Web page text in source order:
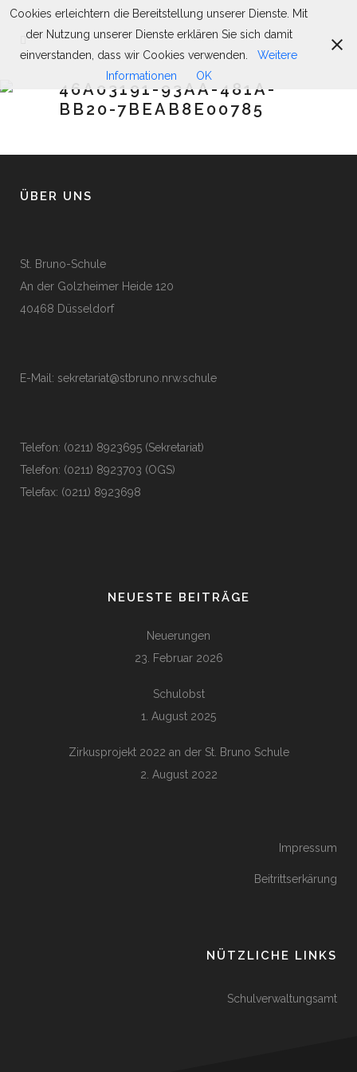
46A03191-93AA-481A-
BB20-7BEAB8E00785
ÜBER UNS
St. Bruno-Schule
An der Golzheimer Heide 120
40468 Düsseldorf
E-Mail: sekretariat@stbruno.nrw.schule
Telefon: (0211) 8923695 (Sekretariat)
Telefon: (0211) 8923703 (OGS)
Telefax: (0211) 8923698
NEUESTE BEITRÄGE
Neuerungen
23. Februar 2026
Schulobst
1. August 2025
Zirkusprojekt 2022 an der St. Bruno Schule
2. August 2022
Impressum
Beitrittserkärung
NÜTZLICHE LINKS
Schulverwaltungsamt
Cookies erleichtern die Bereitstellung unserer Dienste. Mit
der Nutzung unserer Dienste erklären Sie sich damit
einverstanden, dass wir Cookies verwenden.
Weitere
Informationen
OK